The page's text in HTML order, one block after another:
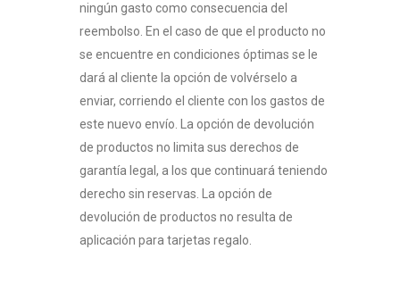
ningún gasto como consecuencia del
reembolso. En el caso de que el producto no
se encuentre en condiciones óptimas se le
dará al cliente la opción de volvérselo a
enviar, corriendo el cliente con los gastos de
este nuevo envío. La opción de devolución
de productos no limita sus derechos de
garantía legal, a los que continuará teniendo
derecho sin reservas. La opción de
devolución de productos no resulta de
aplicación para tarjetas regalo.